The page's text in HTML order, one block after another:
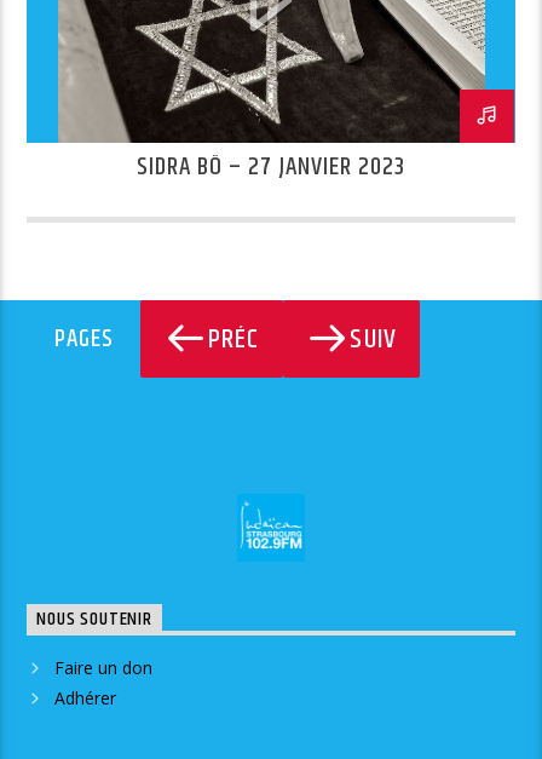
SIDRA BÔ – 27 JANVIER 2023
PAGES PRÉC SUIV
NOUS SOUTENIR
Faire un don
Adhérer